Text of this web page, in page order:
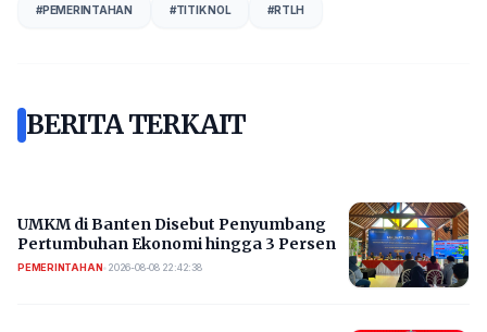
#PEMERINTAHAN #TITIK NOL #RTLH
BERITA TERKAIT
UMKM di Banten Disebut Penyumbang
Pertumbuhan Ekonomi hingga 3 Persen
PEMERINTAHAN• 2026-08-08 22:42:38